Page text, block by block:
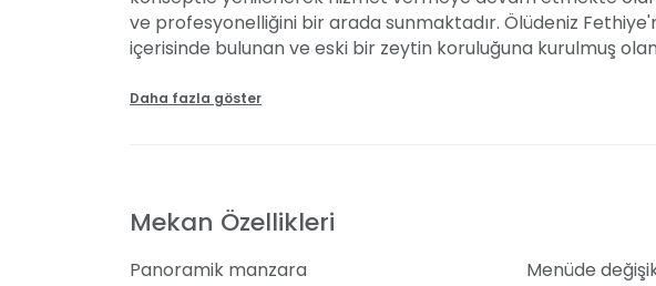
ve profesyonelliğini bir arada sunmaktadır. Ölüdeniz
içerisinde bulunan ve eski bir zeytin koruluğuna kurulmuş
düğünü masal gibi bir atmosferde gerçekleştirmek
zevkinize uygun bir deneyim sunarken, Fethiye limanı ve
Daha fazla göster
Mekan Özellikleri
Panoramik manzara
Menüde